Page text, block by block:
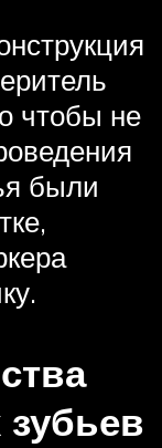
чтобы не
были